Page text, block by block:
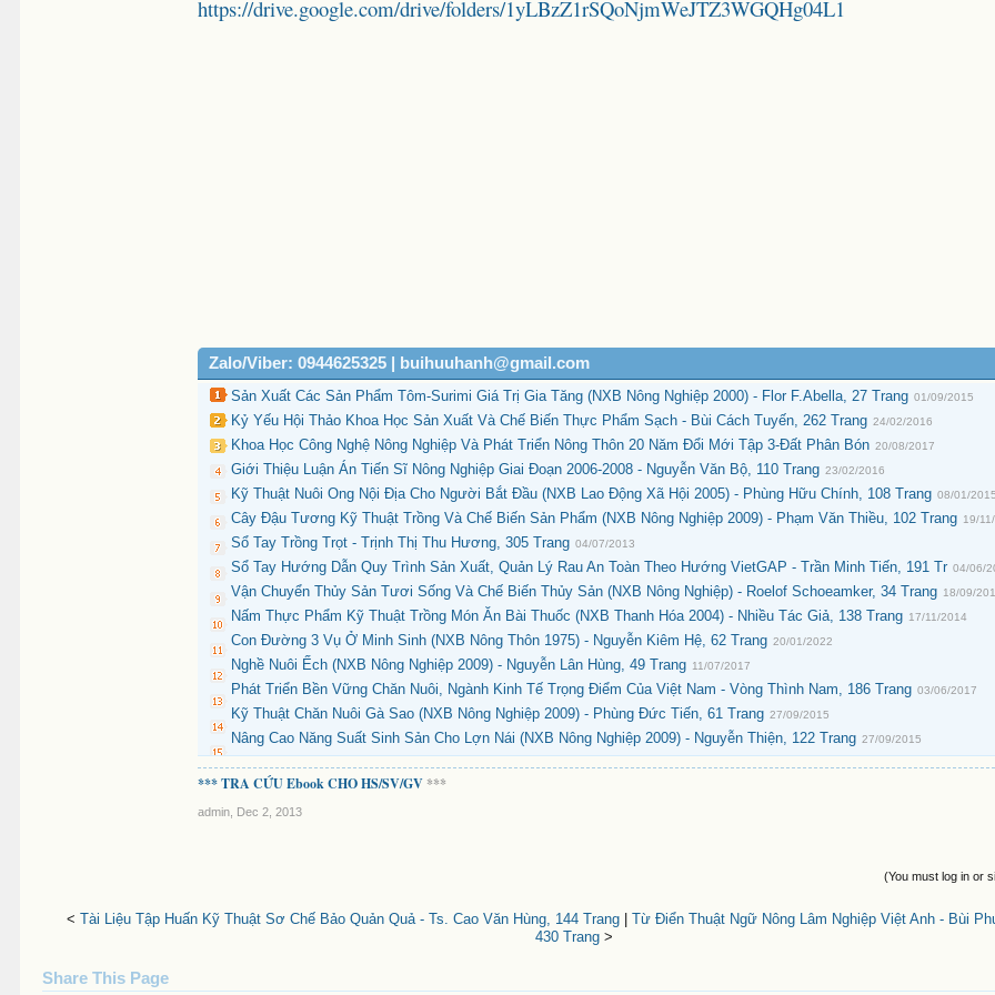
https://drive.google.com/drive/folders/1yLBzZ1rSQoNjmWeJTZ3WGQHg04L1
Zalo/Viber: 0944625325 | buihuuhanh@gmail.com
Sản Xuất Các Sản Phẩm Tôm-Surimi Giá Trị Gia Tăng (NXB Nông Nghiệp 2000) - Flor F.Abella, 27 Trang 01/09/2015
Kỷ Yếu Hội Thảo Khoa Học Sản Xuất Và Chế Biến Thực Phẩm Sạch - Bùi Cách Tuyến, 262 Trang 24/02/2016
Khoa Học Công Nghệ Nông Nghiệp Và Phát Triển Nông Thôn 20 Năm Đổi Mới Tập 3-Đất Phân Bón 20/08/2017
Giới Thiệu Luận Án Tiến Sĩ Nông Nghiệp Giai Đoạn 2006-2008 - Nguyễn Văn Bộ, 110 Trang 23/02/2016
Kỹ Thuật Nuôi Ong Nội Địa Cho Người Bắt Đầu (NXB Lao Động Xã Hội 2005) - Phùng Hữu Chính, 108 Trang 08/01/
Cây Đậu Tương Kỹ Thuật Trồng Và Chế Biến Sản Phẩm (NXB Nông Nghiệp 2009) - Phạm Văn Thiều, 102 Trang 19/
Sổ Tay Trồng Trọt - Trịnh Thị Thu Hương, 305 Trang 04/07/2013
Sổ Tay Hướng Dẫn Quy Trình Sản Xuất, Quản Lý Rau An Toàn Theo Hướng VietGAP - Trần Minh Tiến, 191 Tr 04/06/
Vận Chuyển Thủy Sản Tươi Sống Và Chế Biến Thủy Sản (NXB Nông Nghiệp) - Roelof Schoeamker, 34 Trang 18/09/
Nấm Thực Phẩm Kỹ Thuật Trồng Món Ăn Bài Thuốc (NXB Thanh Hóa 2004) - Nhiều Tác Giả, 138 Trang 17/11/2014
Con Đường 3 Vụ Ở Minh Sinh (NXB Nông Thôn 1975) - Nguyễn Kiêm Hệ, 62 Trang 20/01/2022
Nghề Nuôi Ếch (NXB Nông Nghiệp 2009) - Nguyễn Lân Hùng, 49 Trang 11/07/2017
Phát Triển Bền Vững Chăn Nuôi, Ngành Kinh Tế Trọng Điểm Của Việt Nam - Vòng Thình Nam, 186 Trang 03/06/2017
Kỹ Thuật Chăn Nuôi Gà Sao (NXB Nông Nghiệp 2009) - Phùng Đức Tiến, 61 Trang 27/09/2015
Nâng Cao Năng Suất Sinh Sản Cho Lợn Nái (NXB Nông Nghiệp 2009) - Nguyễn Thiện, 122 Trang 27/09/2015
*** TRA CỨU Ebook CHO HS/SV/GV ***
admin Dec 2, 2013
(You must log in or
< Tài Liệu Tập Huấn Kỹ Thuật Sơ Chế Bảo Quản Quả - Ts. Cao Văn Hùng, 144 Trang
Từ Điển Thuật Ngữ Nông Lâm Nghiệp Việt Anh - Bùi
430 Trang >
Share This Page